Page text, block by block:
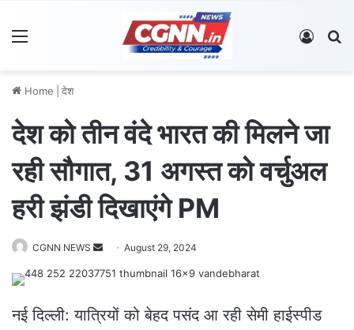
Log In
Home देश
देश को तीन वंदे भारत की मिलने जा
रही सौगात, 31 अगस्त को वर्चुअल
हरी झंडी दिखाएंगे PM
CGNN NEWS
e
a
August 29, 2024
नई दिल्ली: यात्रियों को बेहद पसंद आ रही सेमी हाईस्पीड